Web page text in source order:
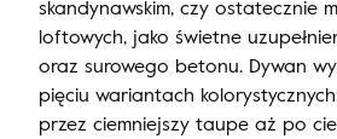
skandynawskim, czy ostatecznie
loftowych, jako świetne
oraz surowego betonu. Dywan
pięciu wariantach
przez ciemniejszy taupe aż po